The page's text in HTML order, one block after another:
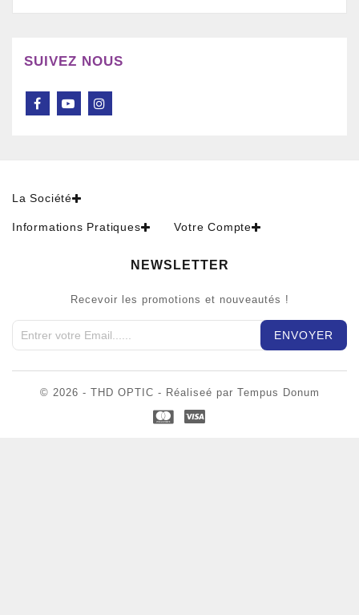
SUIVEZ NOUS
La Société
Informations Pratiques Votre Compte
NEWSLETTER
Recevoir les promotions et nouveautés !
© 2026 - THD OPTIC - Réaliseé par Tempus Donum